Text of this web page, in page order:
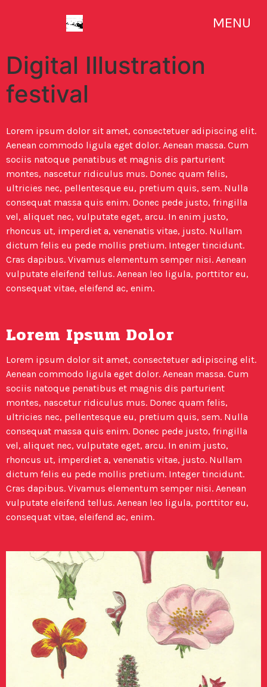
MENU
Digital Illustration
festival
Lorem ipsum dolor sit amet, consectetuer adipiscing elit.
Aenean commodo ligula eget dolor. Aenean massa. Cum
sociis natoque penatibus et magnis dis parturient
montes, nascetur ridiculus mus. Donec quam felis,
ultricies nec, pellentesque eu, pretium quis, sem. Nulla
consequat massa quis enim. Donec pede justo, fringilla
vel, aliquet nec, vulputate eget, arcu. In enim justo,
rhoncus ut, imperdiet a, venenatis vitae, justo. Nullam
dictum felis eu pede mollis pretium. Integer tincidunt.
Cras dapibus. Vivamus elementum semper nisi. Aenean
vulputate eleifend tellus. Aenean leo ligula, porttitor eu,
consequat vitae, eleifend ac, enim.
Lorem Ipsum Dolor
Lorem ipsum dolor sit amet, consectetuer adipiscing elit.
Aenean commodo ligula eget dolor. Aenean massa. Cum
sociis natoque penatibus et magnis dis parturient
montes, nascetur ridiculus mus. Donec quam felis,
ultricies nec, pellentesque eu, pretium quis, sem. Nulla
consequat massa quis enim. Donec pede justo, fringilla
vel, aliquet nec, vulputate eget, arcu. In enim justo,
rhoncus ut, imperdiet a, venenatis vitae, justo. Nullam
dictum felis eu pede mollis pretium. Integer tincidunt.
Cras dapibus. Vivamus elementum semper nisi. Aenean
vulputate eleifend tellus. Aenean leo ligula, porttitor eu,
consequat vitae, eleifend ac, enim.